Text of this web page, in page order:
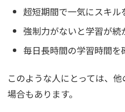
超短期間で一気にスキル
強制力がないと学習が続
毎日長時間の学習時間を
このような人にとっては、
場合もあります。